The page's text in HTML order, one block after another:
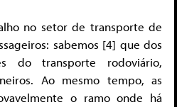
no setor de transporte de
sabemos [4] que dos
do transporte rodoviário,
Ao mesmo tempo, as
o ramo onde há